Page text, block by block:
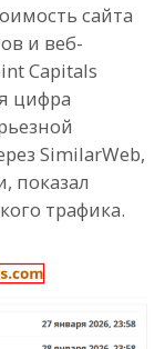
сайта
и веб-
Capitals
цифра
SimilarWeb,
показал
трафика.